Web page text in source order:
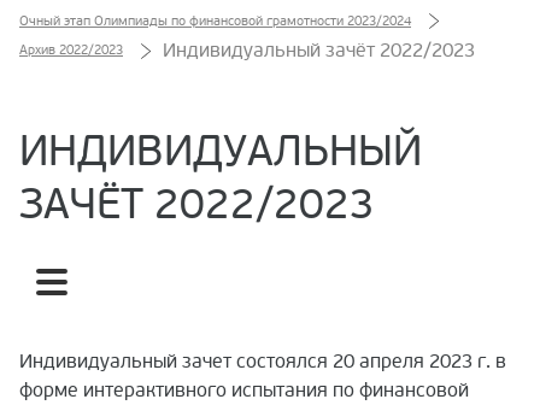
Очный этап Олимпиады по финансовой грамотности 2023/2024
Архив 2022/2023
Индивидуальный зачёт 2022/2023
ИНДИВИДУАЛЬНЫЙ
ЗАЧЁТ 2022/2023
Командный зачёт 2022/2023
Индивидуальный зачет состоялся 20 апреля 2023 г. в
форме интерактивного испытания по финансовой